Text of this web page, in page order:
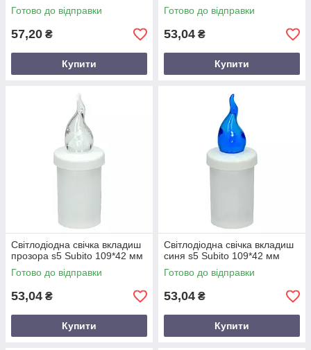
Готово до відправки
57,20 ₴
Купити
Готово до відправки
53,04 ₴
Купити
Світлодіодна свічка вкладиш
прозора s5 Subito 109*42 мм
Готово до відправки
53,04 ₴
Купити
Світлодіодна свічка вкладиш
синя s5 Subito 109*42 мм
Готово до відправки
53,04 ₴
Купити